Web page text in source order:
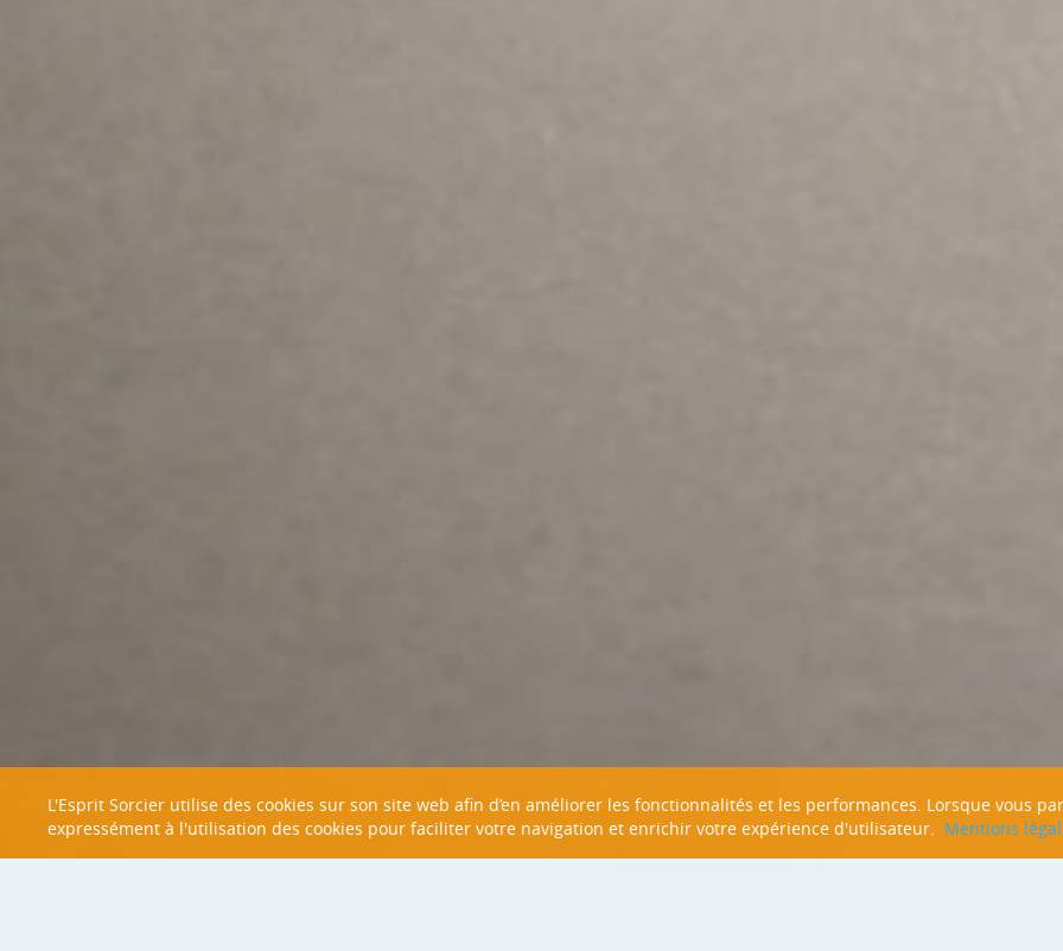
L'Esprit Sorcier utilise des cookies sur son site web afin d’en améliorer les fonctionnalités et les performances. Lorsque vous
expressément à l'utilisation des cookies pour faciliter votre navigation et enrichir votre expérience d'utilisateur. Mentions